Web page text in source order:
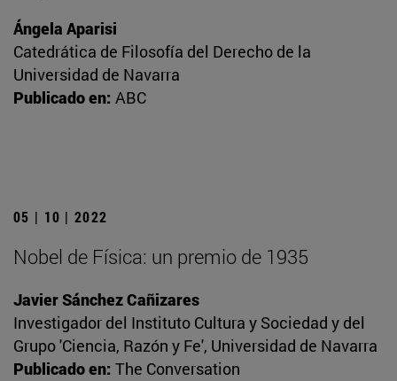
Ángela Aparisi
Catedrática de Filosofía del Derecho de la
Universidad de Navarra
Publicado en: ABC
05 | 10 | 2022
Nobel de Física: un premio de 1935
Javier Sánchez Cañizares
Investigador del Instituto Cultura y Sociedad y del
Grupo 'Ciencia, Razón y Fe', Universidad de Navarra
Publicado en: The Conversation